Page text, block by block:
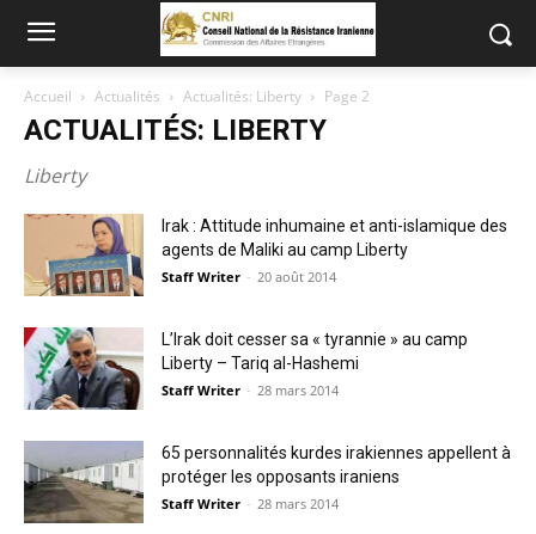
Accueil Actualités Actualités: Liberty Page 2
ACTUALITÉS: LIBERTY
Liberty
Irak : Attitude inhumaine et anti-islamique des
agents de Maliki au camp Liberty
Staff Writer - 20 août 2014
L’Irak doit cesser sa « tyrannie » au camp
Liberty – Tariq al-Hashemi
Staff Writer - 28 mars 2014
65 personnalités kurdes irakiennes appellent à
protéger les opposants iraniens
Staff Writer - 28 mars 2014